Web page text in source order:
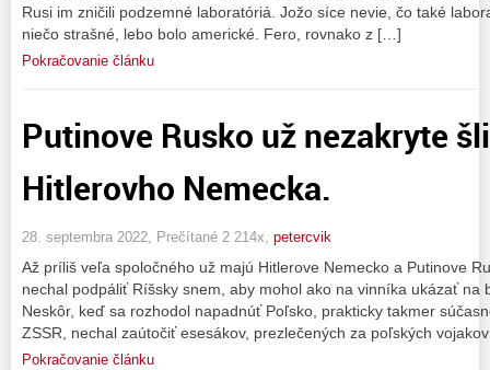
Rusi im zničili podzemné laboratóriá. Jožo síce nevie, čo také
niečo strašné, lebo bolo americké. Fero, rovnako z […]
Pokračovanie článku
Putinove Rusko už nezakryte
Hitlerovho Nemecka.
28. septembra 2022, Prečítané 2 214x, petercvik
Až príliš veľa spoločného už majú Hitlerove Nemecko a Putinove
nechal podpáliť Ríšsky snem, aby mohol ako na vinníka ukázať na
Neskôr, keď sa rozhodol napadnúť Poľsko, prakticky takmer
ZSSR, nechal zaútočiť esesákov, prezlečených za poľských
Pokračovanie článku